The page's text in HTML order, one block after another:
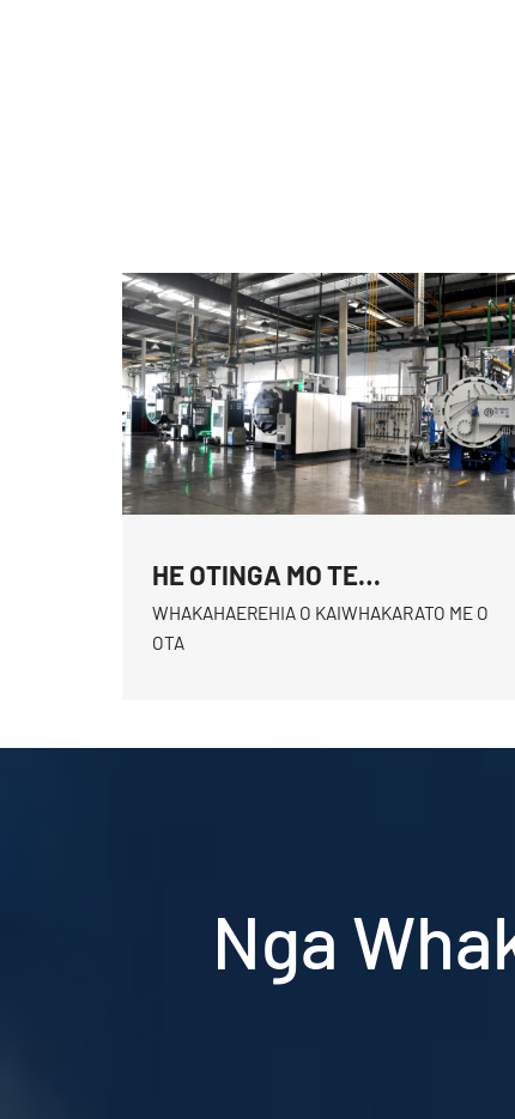
HE OTINGA MO TE
KAIWHAKARATO
WHAKAHAEREHIA O KAIWHAKARATO ME O
OTA
Nga